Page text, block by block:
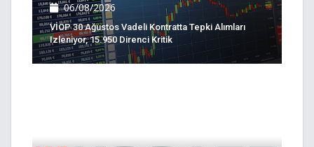
06/08/2026
VİOP 30 Ağustos Vadeli Kontratta Tepki Alımları
Izleniyor, 15.950 Direnci Kritik